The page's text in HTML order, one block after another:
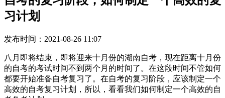
习计划
发布时间：2021-08-26 11:07
八月即将结束，即将迎来十月份的湖南自考，现在距离十月份
的自考的考试时间不到两个月的时间了。在这段时间不管如何
都要开始准备自考复习了。在自考的复习阶段，应该制定一个
高效的自考复习计划，所以，看看我们如何制定一个高效的自